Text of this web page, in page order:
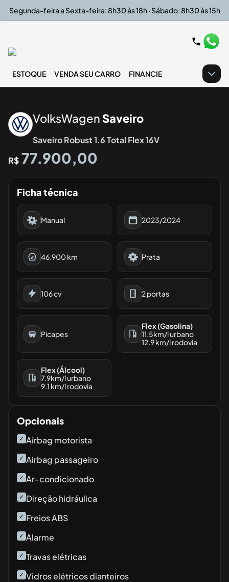
Segunda-feira a Sexta-feira: 8h30 às 18h · Sábado: 8h30 às 15h
ESTOQUE VENDA SEU CARRO FINANCIE
VolksWagen Saveiro
Saveiro Robust 1.6 Total Flex 16V
R$ 77.900,00
Ficha técnica
Manual 2023/2024
46.900km Prata
106cv 2portas
Picapes
Flex (Gasolina)
11.5km/l urbano
12.9km/l rodovia
Flex (Álcool)
7.9km/l urbano
9.1 km/l rodovia
Opcionais
✓ Airbag motorista
✓ Airbag passageiro
✓ Ar-condicionado
✓ Direção hidráulica
✓ Freios ABS
✓ Alarme
✓ Travas elétricas
✓ Vidros elétricos dianteiros